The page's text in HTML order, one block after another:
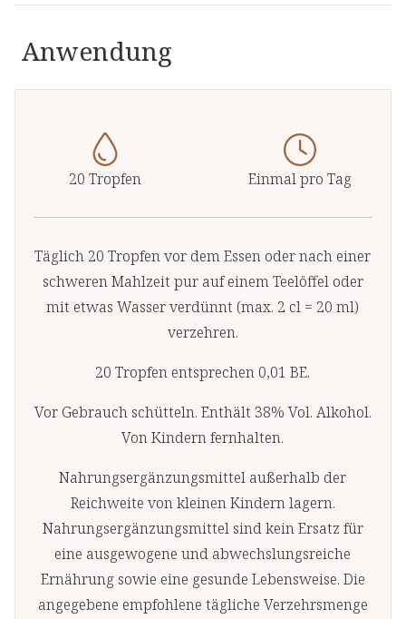
Anwendung
20 Tropfen Einmal pro Tag
Täglich 20 Tropfen vor dem Essen oder nach einer
schweren Mahlzeit pur auf einem Teelöffel oder
mit etwas Wasser verdünnt (max. 2 cl = 20 ml)
verzehren.
20 Tropfen entsprechen 0,01 BE.
Vor Gebrauch schütteln. Enthält 38% Vol. Alkohol.
Von Kindern fernhalten.
Nahrungsergänzungsmittel außerhalb der
Reichweite von kleinen Kindern lagern.
Nahrungsergänzungsmittel sind kein Ersatz für
eine ausgewogene und abwechslungsreiche
Ernährung sowie eine gesunde Lebensweise. Die
angegebene empfohlene tägliche Verzehrsmenge
Ingwerwurzel
Kurkumawurzel
Zittwerwurzel
Fenchelsamen
Bitterkleeblätter